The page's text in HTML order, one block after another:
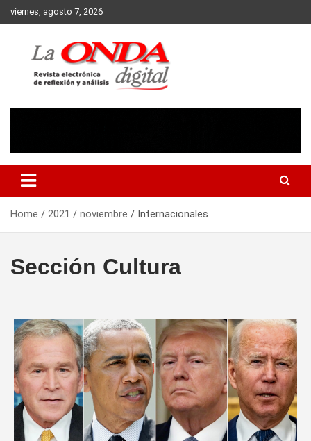
Skip
to
viernes, agosto 7, 2026
Home 2021 noviembre Internacionales